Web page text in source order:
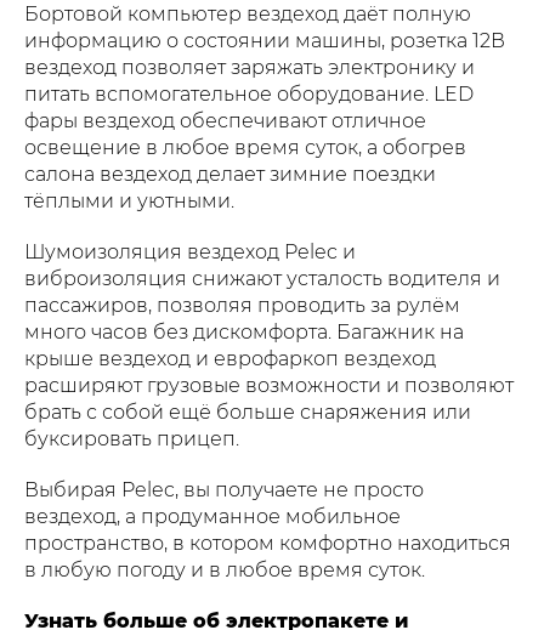
Бортовой компьютер вездеход даёт полную
информацию о состоянии машины, розетка 12В
вездеход позволяет заряжать электронику и
питать вспомогательное оборудование. LED
фары вездеход обеспечивают отличное
освещение в любое время суток, а обогрев
салона вездеход делает зимние поездки
тёплыми и уютными.
Шумоизоляция вездеход Pelec и
виброизоляция снижают усталость водителя и
пассажиров, позволяя проводить за рулём
много часов без дискомфорта. Багажник на
крыше вездеход и еврофаркоп вездеход
расширяют грузовые возможности и позволяют
брать с собой ещё больше снаряжения или
буксировать прицеп.
Выбирая Pelec, вы получаете не просто
вездеход, а продуманное мобильное
пространство, в котором комфортно находиться
в любую погоду и в любое время суток.
Узнать больше об электропакете и